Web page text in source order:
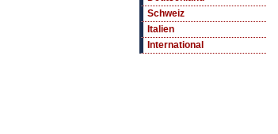
Schweiz
Italien
International